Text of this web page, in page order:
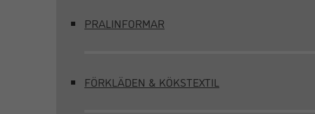
PRALINFORMAR
FÖRKLÄDEN & KÖKSTEXTIL